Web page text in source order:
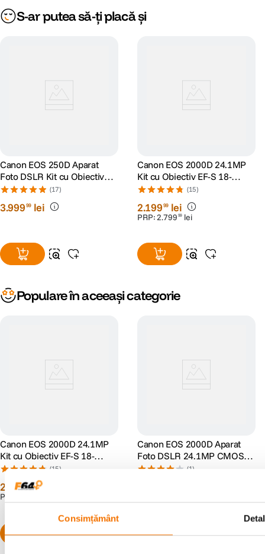
Consimțământ
S-ar putea să-ți placă și
Canon EOS 250D Aparat
Foto DSLR Kit cu Obiectiv
EF-S 18-55mm IS STM
(17)
3.99999 lei
Canon EOS 2000D 24.1MP
Kit cu Obiectiv EF-S 18-
55mm IS II
(15)
2.19999 lei
PRP:2.799 99 lei
Populare în aceeași categorie
Canon EOS 2000D 24.1MP
Kit cu Obiectiv EF-S 18-
55mm IS II
(15)
2 19999 lei
PRP:
Canon EOS 2000D Aparat
Foto DSLR 24.1MP CMOS
Kit cu Obiectiv EF-S 18-
(1)